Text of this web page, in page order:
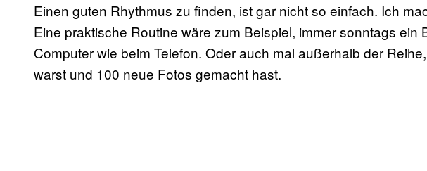
Einen guten Rhythmus zu finden, ist gar nicht so einfach. Ich
Eine praktische Routine wäre zum Beispiel, immer sonntags ein
Computer wie beim Telefon. Oder auch mal außerhalb der
warst und 100 neue Fotos gemacht hast.